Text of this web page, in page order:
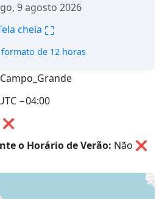
9 agosto 2026
cheia ⛶
de 12 horas
−04:00
❌
o Horário de Verão: Não ❌